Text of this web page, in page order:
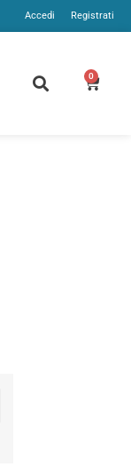
Accedi Registrati
0